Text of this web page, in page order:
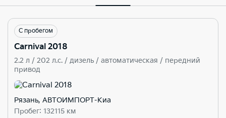
С пробегом
Carnival 2018
2.2 л / 202 л.c. / дизель / автоматическая / передний
привод
Рязань, АВТОИМПОРТ-Киа
Пробег: 132115 км